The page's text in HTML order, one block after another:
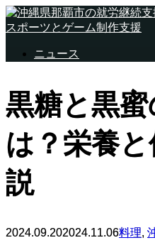
ニュース
黒糖と黒蜜
は？栄養
説
2024.09.202024.11.06料理,